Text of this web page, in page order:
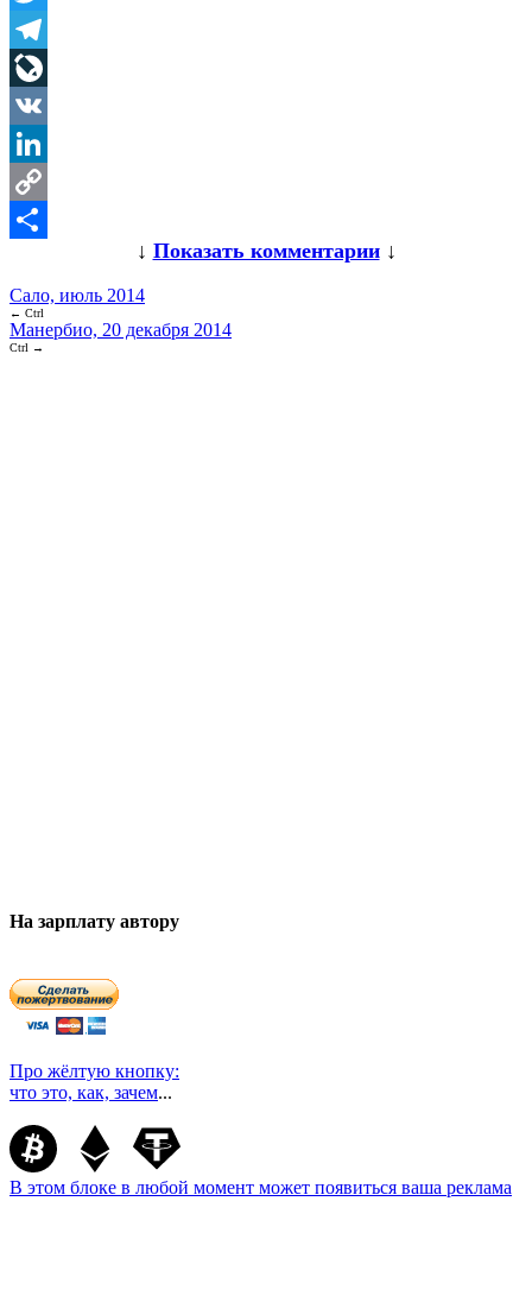
Twitter
Telegram
LiveJournal
VK
LinkedIn
Copy
↓ Показать комментарии↓
Сало, июль 2014
← Ctrl
Манербио, 20 декабря 2014
Ctrl →
На зарплату автору
Про жёлтую кнопку:
что это, как, зачем...
В этом блоке в любой момент может появиться ваша реклама